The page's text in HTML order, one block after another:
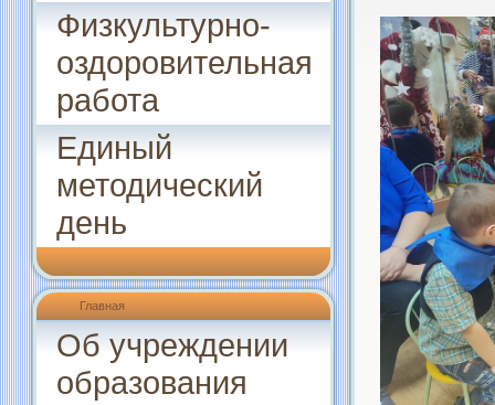
Физкультурно-
оздоровительная
работа
Единый
методический
день
Главная
Об учреждении
образования